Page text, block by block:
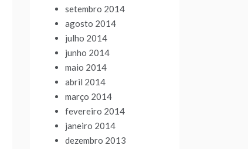
setembro 2014
agosto 2014
julho 2014
junho 2014
maio 2014
abril 2014
março 2014
fevereiro 2014
janeiro 2014
dezembro 2013